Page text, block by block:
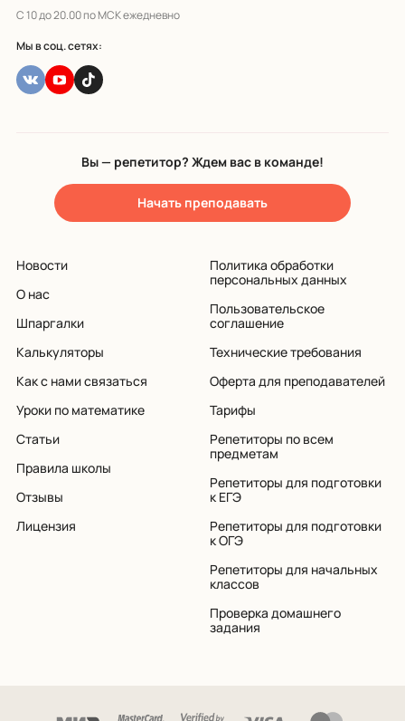
С 10 до 20.00 по МСК ежедневно
Мы в соц. сетях:
Вы — репетитор? Ждем вас в команде!
Начать преподавать
Новости
О нас
Шпаргалки
Калькуляторы
Как с нами связаться
Уроки по математике
Статьи
Правила школы
Отзывы
Лицензия
Политика обработки
персональных данных
Пользовательское
соглашение
Технические требования
Оферта для преподавателей
Тарифы
Репетиторы по всем
предметам
Репетиторы для подготовки
к ЕГЭ
Репетиторы для подготовки
к ОГЭ
Репетиторы для начальных
классов
Проверка домашнего
задания